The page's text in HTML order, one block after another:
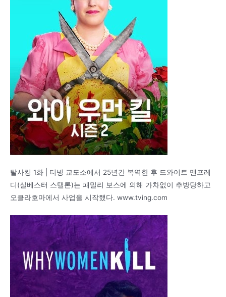
탈사킹 1화 | 티빙 교도소에서 25년간 복역한 후 드와이트 맨프레
디(실베스터 스탤론)는 패밀리 보스에 의해 가차없이 추방당하고
오클라호마에서 사업을 시작했다. www.tving.com